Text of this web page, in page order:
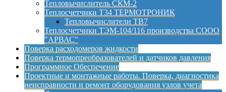
Тепловычислитель СКМ-2
Теплосчетчики Т34 ТЕРМОТРОНИК
Тепловычислители ТВ7
Теплосчетчики ТЭМ-104/116 производства СООО
"АРВАС"
Поверка расходомеров жидкости
Поверка термопреобразователей и датчиков давления
Программное Обеспечение
Проектные и монтажные работы. Поверка, диагностика
неисправности и ремонт оборудования узлов учета